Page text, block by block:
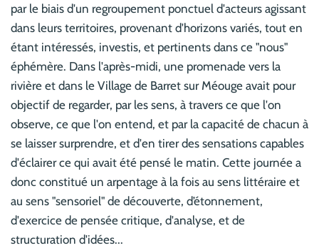
par le biais d'un regroupement ponctuel d'acteurs agissant
dans leurs territoires, provenant d'horizons variés, tout en
étant intéressés, investis, et pertinents dans ce "nous"
éphémère. Dans l'après-midi, une promenade vers la
rivière et dans le Village de Barret sur Méouge avait pour
objectif de regarder, par les sens, à travers ce que l'on
observe, ce que l'on entend, et par la capacité de chacun à
se laisser surprendre, et d'en tirer des sensations capables
d'éclairer ce qui avait été pensé le matin. Cette journée a
donc constitué un arpentage à la fois au sens littéraire et
au sens "sensoriel" de découverte, d’étonnement,
d'exercice de pensée critique, d'analyse, et de
structuration d'idées...